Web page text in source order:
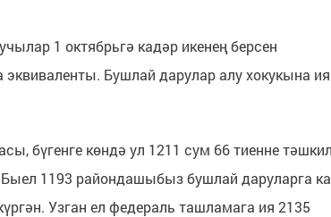
1 октябрьгә кадәр икенең берсен
Бушлай дарулар алу хокукына ия
бүгенге көндә ул 1211 сум 66 тиенне тәшкил
1193 районда­шыбыз бушлай даруларга
Узган ел федераль ташламага ия 2135